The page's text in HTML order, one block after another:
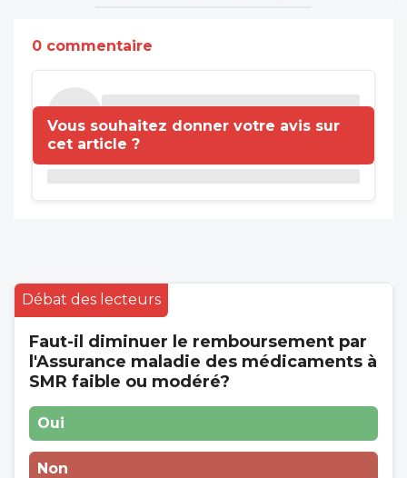
0 commentaire
Vous souhaitez donner votre avis sur
cet article ?
Débat des lecteurs
Faut-il diminuer le remboursement par
l'Assurance maladie des médicaments à
SMR faible ou modéré?
Oui
Non